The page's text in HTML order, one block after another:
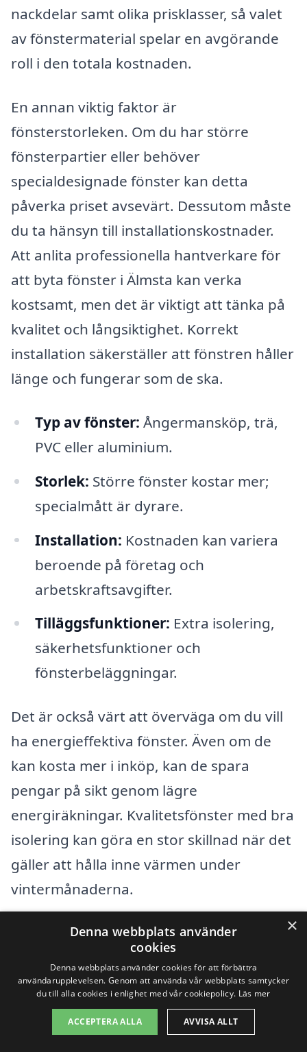
nackdelar samt olika prisklasser, så valet
av fönstermaterial spelar en avgörande
roll i den totala kostnaden.
En annan viktig faktor är
fönsterstorleken. Om du har större
fönsterpartier eller behöver
specialdesignade fönster kan detta
påverka priset avsevärt. Dessutom måste
du ta hänsyn till installationskostnader.
Att anlita professionella hantverkare för
att byta fönster i Älmsta kan verka
kostsamt, men det är viktigt att tänka på
kvalitet och långsiktighet. Korrekt
installation säkerställer att fönstren håller
länge och fungerar som de ska.
Typ av fönster: Ångermansköp, trä,
PVC eller aluminium.
Storlek: Större fönster kostar mer;
specialmått är dyrare.
Installation: Kostnaden kan variera
beroende på företag och
arbetskraftsavgifter.
Tilläggsfunktioner: Extra isolering,
säkerhetsfunktioner och
fönsterbeläggningar.
Det är också värt att överväga om du vill
ha energieffektiva fönster. Även om de
kan kosta mer i inköp, kan de spara
pengar på sikt genom lägre
energiräkningar. Kvalitetsfönster med bra
isolering kan göra en stor skillnad när det
gäller att hålla inne värmen under
vintermånaderna.
För att få ett rättvist och
konkurrenskraftigt pris när du ska byta
fönster i Älmsta är det viktigt att jämföra
erbjudanden från olika företag. Genom
att använda en tjänst som xn--byta-
×
Denna webbplats använder
cookies
Denna webbplats använder cookies för att förbättra
användarupplevelsen. Genom att använda vår webbplats samtycker
du till alla cookies i enlighet med vår cookiepolicy. Läs mer
ACCEPTERA ALLA AVVISA ALLT